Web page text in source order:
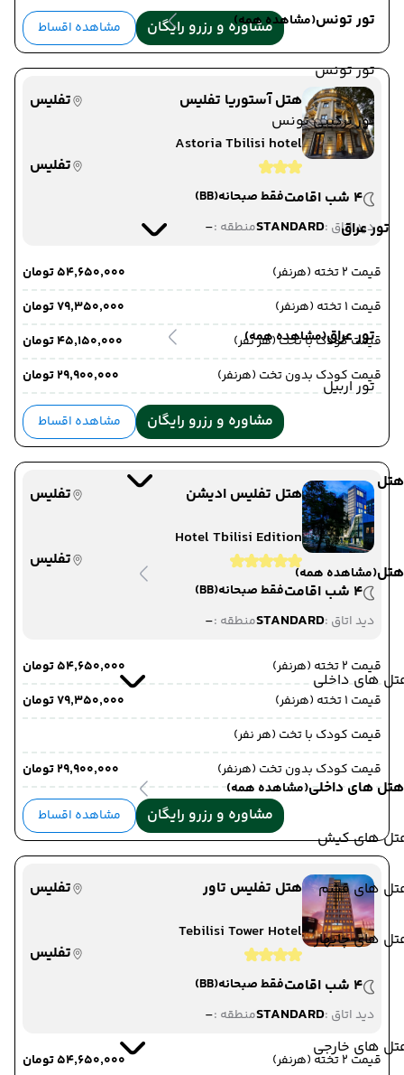
تور تونس(مشاهده همه)
تور تونس
تور ترکیبی تونس
تور عراق
تور عراق(مشاهده همه)
تور اربیل
هتل
هتل(مشاهده همه)
های داخلی
هتل های داخلی(مشاهده همه)
های کیش
های قشم
های چابهار
های خارجی
مشاوره و رزرو رایگان مشاهده اقساط
هتل آستوریا تفلیس
تفلیس
Astoria Tbilisi hotel
تفلیس
4 شب اقامت
فقط صبحانه(BB)
دید اتاق :STANDARDمنطقه :-
قیمت 2 تخته (هرنفر)
۵۴٬۶۵۰٬۰۰۰ تومان
قیمت 1 تخته (هرنفر)
۷۹٬۳۵۰٬۰۰۰ تومان
قیمت کودک با تخت (هر نفر)
۴۵٬۱۵۰٬۰۰۰ تومان
قیمت کودک بدون تخت (هرنفر)
۲۹٬۹۰۰٬۰۰۰ تومان
مشاوره و رزرو رایگان مشاهده اقساط
هتل تفلیس ادیشن
تفلیس
Hotel Tbilisi Edition
تفلیس
4 شب اقامت
فقط صبحانه(BB)
دید اتاق :STANDARDمنطقه :-
قیمت 2 تخته (هرنفر)
۵۴٬۶۵۰٬۰۰۰ تومان
قیمت 1 تخته (هرنفر)
۷۹٬۳۵۰٬۰۰۰ تومان
قیمت کودک با تخت (هر نفر)
قیمت کودک بدون تخت (هرنفر)
۲۹٬۹۰۰٬۰۰۰ تومان
مشاوره و رزرو رایگان مشاهده اقساط
هتل تفلیس تاور
تفلیس
Tebilisi Tower Hotel
تفلیس
4 شب اقامت
فقط صبحانه(BB)
دید اتاق :STANDARDمنطقه :-
قیمت 2 تخته (هرنفر) ۵۴٬۶۵۰٬۰۰۰ تومان